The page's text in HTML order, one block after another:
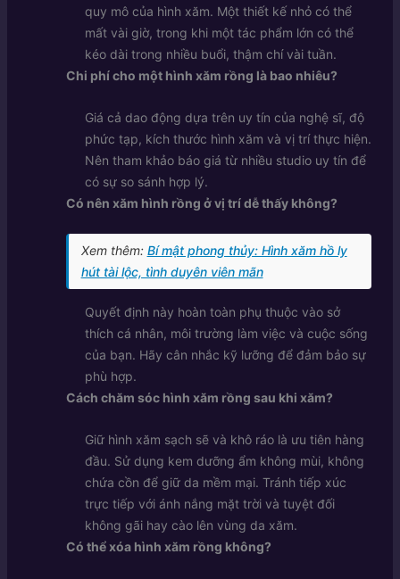
quy mô của hình xăm. Một thiết kế nhỏ có thể
mất vài giờ, trong khi một tác phẩm lớn có thể
kéo dài trong nhiều buổi, thậm chí vài tuần.
Chi phí cho một hình xăm rồng là bao nhiêu?
Giá cả dao động dựa trên uy tín của nghệ sĩ, độ
phức tạp, kích thước hình xăm và vị trí thực hiện.
Nên tham khảo báo giá từ nhiều studio uy tín để
có sự so sánh hợp lý.
Có nên xăm hình rồng ở vị trí dễ thấy không?
Xem thêm: Bí mật phong thủy: Hình xăm hồ ly
hút tài lộc, tình duyên viên mãn
Quyết định này hoàn toàn phụ thuộc vào sở
thích cá nhân, môi trường làm việc và cuộc sống
của bạn. Hãy cân nhắc kỹ lưỡng để đảm bảo sự
phù hợp.
Cách chăm sóc hình xăm rồng sau khi xăm?
Giữ hình xăm sạch sẽ và khô ráo là ưu tiên hàng
đầu. Sử dụng kem dưỡng ẩm không mùi, không
chứa cồn để giữ da mềm mại. Tránh tiếp xúc
trực tiếp với ánh nắng mặt trời và tuyệt đối
không gãi hay cào lên vùng da xăm.
Có thể xóa hình xăm rồng không?